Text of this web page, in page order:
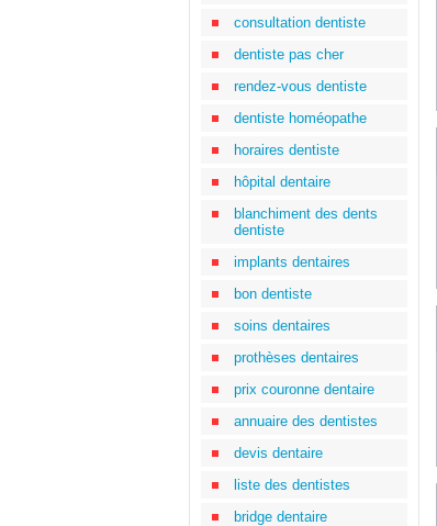
consultation dentiste
dentiste pas cher
rendez-vous dentiste
dentiste homéopathe
horaires dentiste
hôpital dentaire
blanchiment des dents
dentiste
implants dentaires
bon dentiste
soins dentaires
prothèses dentaires
prix couronne dentaire
annuaire des dentistes
devis dentaire
liste des dentistes
bridge dentaire